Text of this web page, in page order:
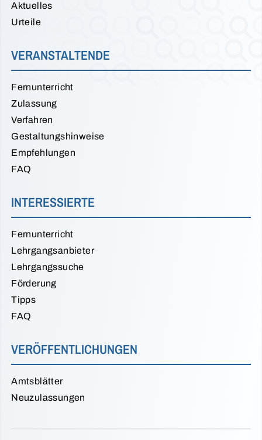
Aktuelles
Urteile
VERANSTALTENDE
Fernunterricht
Zulassung
Verfahren
Gestaltungshinweise
Empfehlungen
FAQ
INTERESSIERTE
Fernunterricht
Lehrgangsanbieter
Lehrgangssuche
Förderung
Tipps
FAQ
VERÖFFENTLICHUNGEN
Amtsblätter
Neuzulassungen